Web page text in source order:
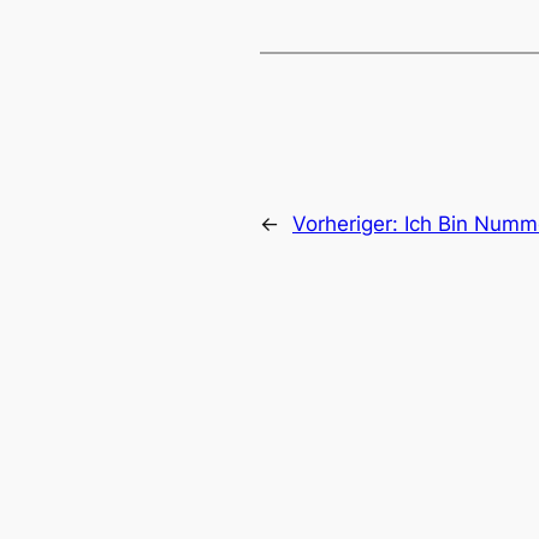
← Vorheriger: Ich Bin